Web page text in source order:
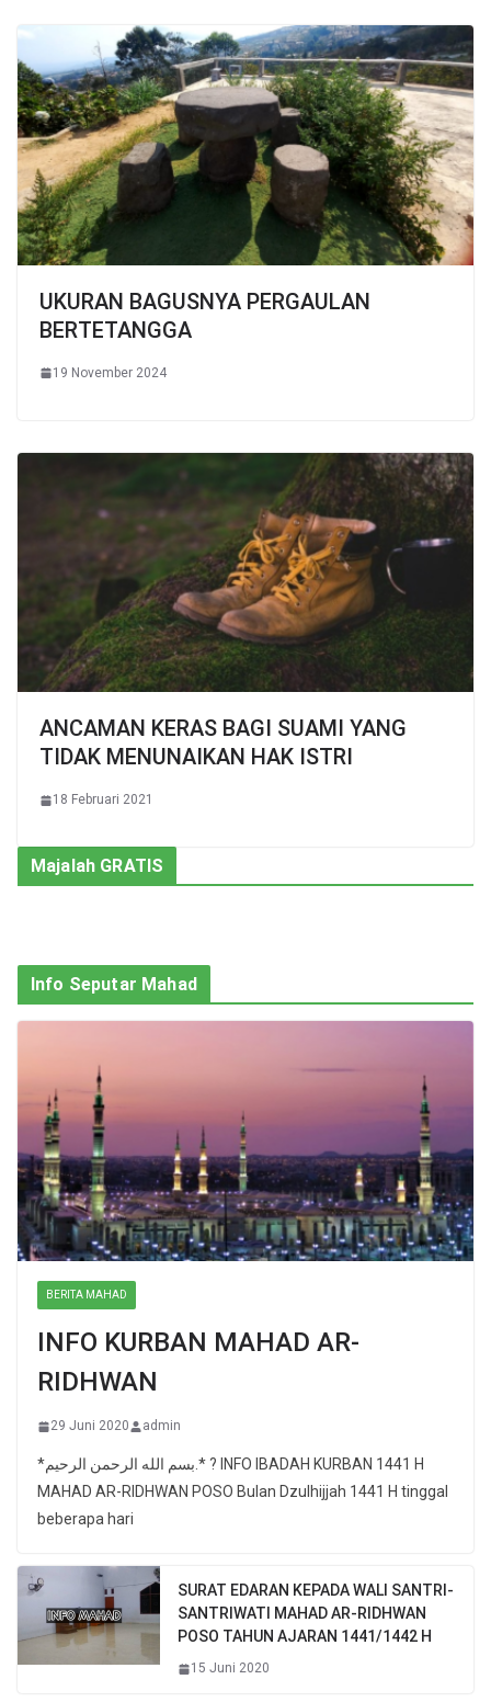
UKURAN BAGUSNYA PERGAULAN
BERTETANGGA
19 November 2024
ANCAMAN KERAS BAGI SUAMI YANG
TIDAK MENUNAIKAN HAK ISTRI
18 Februari 2021
Majalah GRATIS
Info Seputar Mahad
BERITA MAHAD
INFO KURBAN MAHAD AR-
RIDHWAN
29 Juni 2020 admin
*بسم الله الرحمن الرحيم.* ? INFO IBADAH KURBAN 1441 H
MAHAD AR-RIDHWAN POSO Bulan Dzulhijjah 1441 H tinggal
beberapa hari
SURAT EDARAN KEPADA WALI SANTRI-
SANTRIWATI MAHAD AR-RIDHWAN
POSO TAHUN AJARAN 1441/1442 H
15 Juni 2020